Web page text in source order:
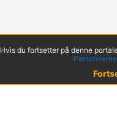
Hvis du fortsetter på denne